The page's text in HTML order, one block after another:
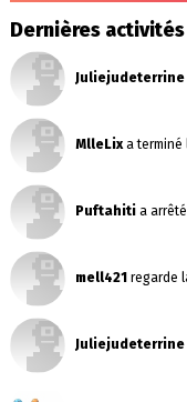
Dernières
Juliejudeterrine
MlleLixa terminé
Puftahitia
mell421 regarde
Juliejudeterrine